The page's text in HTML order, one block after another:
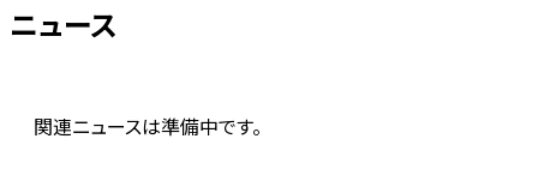
ニュース
関連ニュースは準備中です。